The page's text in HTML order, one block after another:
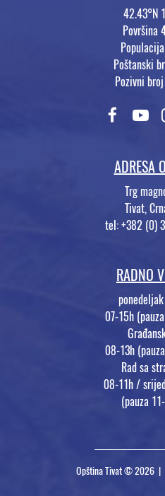
42.43°N
Površina
Poštanski
Pozivni
ADRESA
Trg
Tivat,
tel: +382 (0)
RADNO
07-15h
08-13h
Rad sa
08-11h /
(pauza
Opština Tivat © 2026 |